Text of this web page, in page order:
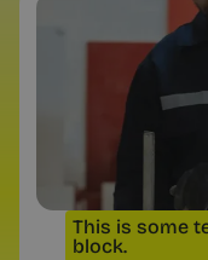
Tendances RH
Un recrutement
par les relations
Près d’un
par les relations
personnelles, selon
ce chiffre dit
de carrière.
This is some
block.